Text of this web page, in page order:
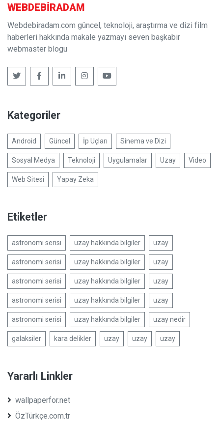
WEBDEBIRADAM
Webdebiradam.com güncel, teknoloji, araştırma ve dizi film
haberleri hakkında makale yazmayı seven başkabir
webmaster blogu
Kategoriler
Android Güncel İp Uçları Sinema ve Dizi
Sosyal Medya Teknoloji Uygulamalar Uzay Video
Web Sitesi Yapay Zeka
Etiketler
astronomi serisi uzay hakkında bilgiler uzay
astronomi serisi uzay hakkında bilgiler uzay
astronomi serisi uzay hakkında bilgiler uzay
astronomi serisi uzay hakkında bilgiler uzay
astronomi serisi uzay hakkında bilgiler uzay nedir
galaksiler kara delikler uzay uzay uzay
Yararlı Linkler
wallpaperfor.net
ÖzTürkçe.com.tr